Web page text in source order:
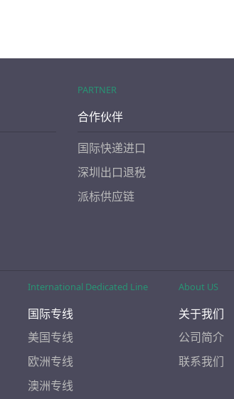
PARTNER
合作伙伴
国际快递进口
深圳出口退税
派标供应链
International Dedicated Line
国际专线
美国专线
欧洲专线
澳洲专线
About US
关于我们
公司简介
联系我们